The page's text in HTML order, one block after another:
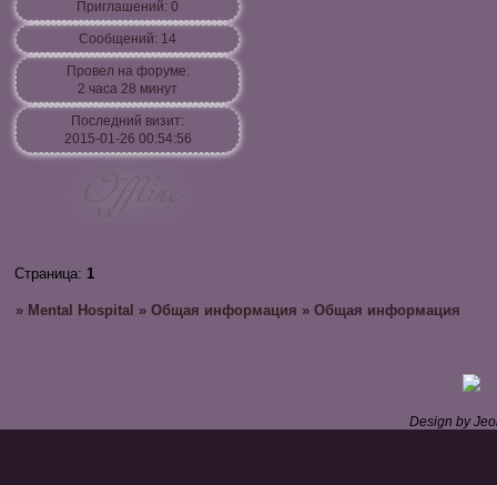
Приглашений: 0
Сообщений: 14
Провел на форуме:
2 часа 28 минут
Последний визит:
2015-01-26 00:54:56
Страница:1
» Mental Hospital »Общая информация »Общая информация
Design by